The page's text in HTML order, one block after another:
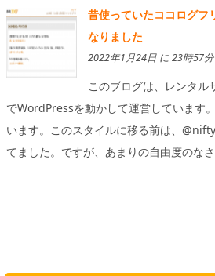
昔使っていたココログフ
なりました
2022年1月24日 に 23時57
このブログは、レンタル
でWordPressを動かして運営しています
います。このスタイルに移る前は、
てました。ですが、あまりの自由度のなさ